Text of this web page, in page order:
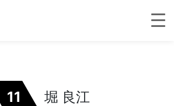
11 堀 良江